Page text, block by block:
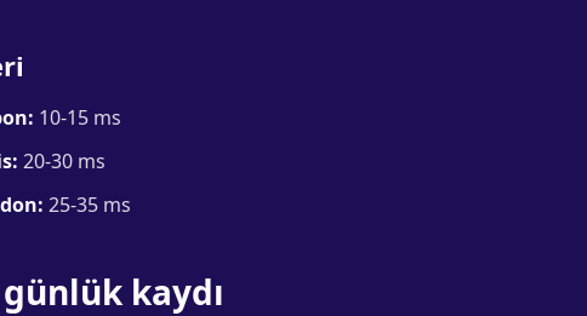
10-15 ms
20-30 ms
25-35 ms
kaydı